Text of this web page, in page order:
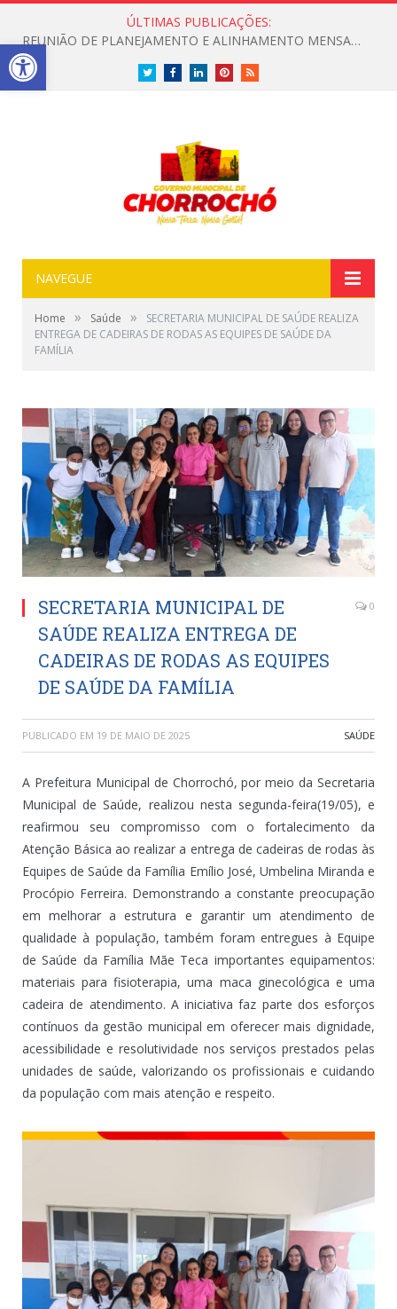
ÚLTIMAS PUBLICAÇÕES:
CONVITE A POPULAÇÃO PARA PARTICIPAR DE UMA MANHÃ ESPECIAL DEDICADA ASAÚDE
TwitterFacebookLinkedInPinterestRSS
NAVEGUE
Home » Saúde »
SECRETARIA MUNICIPAL DE SAÚDE REALIZA
ENTREGA DE CADEIRAS DE RODAS AS EQUIPES DE SAÚDE DA
FAMÍLIA
SECRETARIA MUNICIPAL DE
SAÚDE REALIZA ENTREGA DE
CADEIRAS DE RODAS AS EQUIPES
DE SAÚDE DA FAMÍLIA
0
PUBLICADO EM 19 DE MAIO DE 2025 SAÚDE
A Prefeitura Municipal de Chorrochó, por meio da Secretaria
Municipal de Saúde, realizou nesta segunda-feira(19/05), e
reafirmou seu compromisso com o fortalecimento da
Atenção Básica ao realizar a entrega de cadeiras de rodas às
Equipes de Saúde da Família Emílio José, Umbelina Miranda e
Procópio Ferreira. Demonstrando a constante preocupação
em melhorar a estrutura e garantir um atendimento de
qualidade à população, também foram entregues à Equipe
de Saúde da Família Mãe Teca importantes equipamentos:
materiais para fisioterapia, uma maca ginecológica e uma
cadeira de atendimento. A iniciativa faz parte dos esforços
contínuos da gestão municipal em oferecer mais dignidade,
acessibilidade e resolutividade nos serviços prestados pelas
unidades de saúde, valorizando os profissionais e cuidando
da população com mais atenção e respeito.
Open toolbar